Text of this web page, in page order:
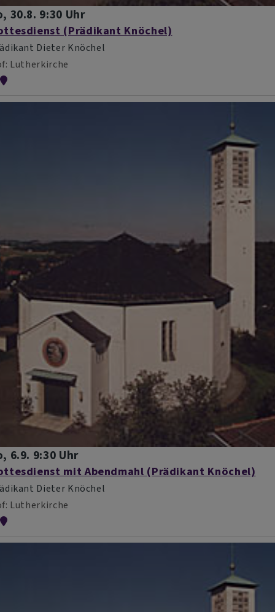
30.8. 9:30 Uhr
(Prädikant Knöchel)
Dieter Knöchel
Lutherkirche
6.9. 9:30 Uhr
mit Abendmahl (Prädikant Knöchel)
Dieter Knöchel
Lutherkirche